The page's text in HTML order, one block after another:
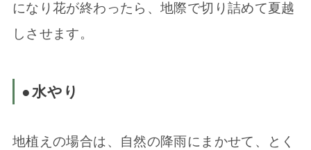
になり花が終わったら、地際で切り詰めて夏越
しさせます。
●水やり
地植えの場合は、自然の降雨にまかせて、とく